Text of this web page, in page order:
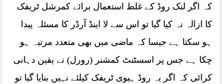
کہ اگر لنک روڈ کے غلط استعمال برائے کمرشل ٹریفک
کا ازالہ نہ کیا گیا تو اس سے لا اینڈ آرڈر کا مسئلہ پیدا
ہو سکتا ہے جیسا کہ ماضی میں بھی متعدد مرتبہ ہو
چکا ہے جس پر اسسٹنٹ کمشنر (رورل) نے یقین دہانی
کرائی کہ اگر یہ روڈ ہیوی ٹریفک کیلئے نہیں بنایا گیا تو